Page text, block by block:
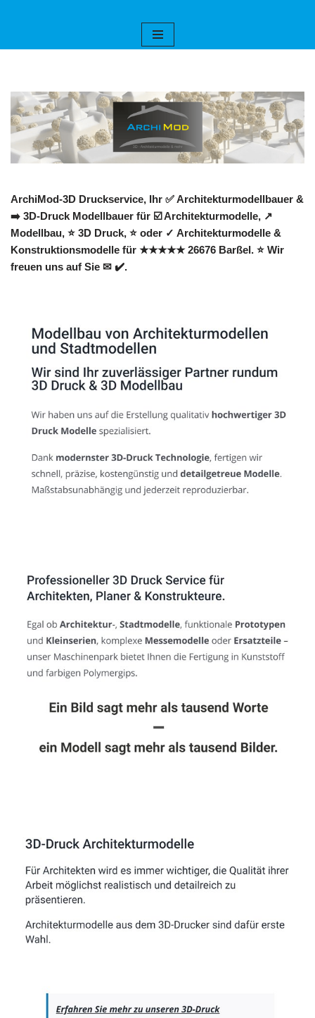
ArchiMod-3D Druckservice, Ihr ✅ Architekturmodellbauer &
➡️ 3D-Druck Modellbauer für ☑️ Architekturmodelle, ↗️
Modellbau, ⭐ 3D Druck, ⭐ oder ✓ Architekturmodelle &
Konstruktionsmodelle für ★★★★★ 26676 Barßel. ⭐ Wir
freuen uns auf Sie ✉ ✔️.